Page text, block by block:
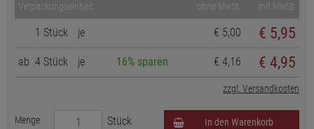
Verpackungseinheit ohne MwSt. mit MwSt.
1 Stück je € 5,00 € 5,95
ab 4 Stück je 16% sparen € 4,16 € 4,95
zzgl. Versandkosten
Menge Stück In den Warenkorb